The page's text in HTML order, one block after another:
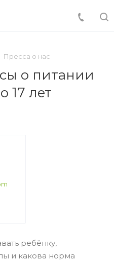
Пресса о нас
о питании
17 лет
ребёнку,
и какова норма